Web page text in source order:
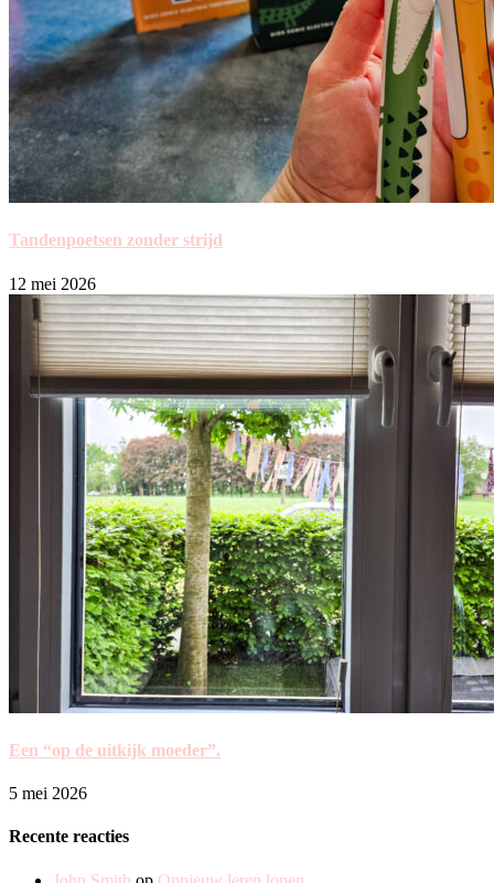
Tandenpoetsen zonder strijd
12 mei 2026
Een “op de uitkijk moeder”.
5 mei 2026
Recente reacties